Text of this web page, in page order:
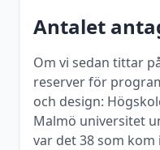
Antalet
Om vi sedan tittar
reserver för
och design:
Malmö universitet
var det38som kom